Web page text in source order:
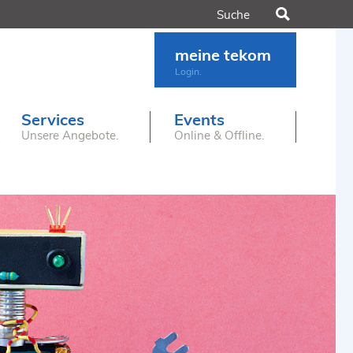
Services
Unsere Angebote.
Events
Online & Offline.
meine tekom
Login.